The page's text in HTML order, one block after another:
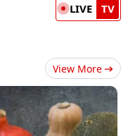
LIVE TV
View More